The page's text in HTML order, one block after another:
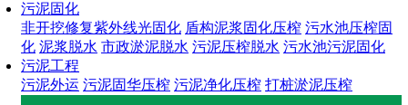
污泥固化
非开挖修复紫外线光固化 盾构泥浆固化压榨 污水池压榨固
化 泥浆脱水 市政淤泥脱水 污泥压榨脱水 污水池污泥固化
污泥工程
污泥外运 污泥固华压榨 污泥净化压榨 打桩淤泥压榨